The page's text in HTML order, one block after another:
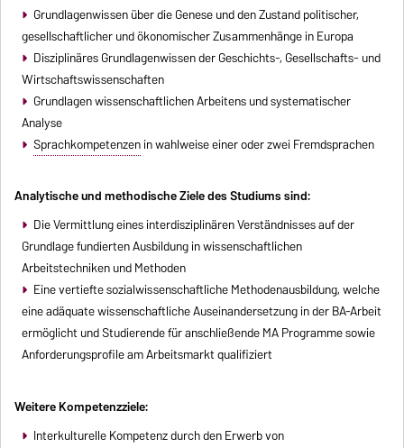
Grundlagenwissen über die Genese und den Zustand politischer,
gesellschaftlicher und ökonomischer Zusammenhänge in Europa
Disziplinäres Grundlagenwissen der Geschichts-, Gesellschafts- und
Wirtschaftswissenschaften
Grundlagen wissenschaftlichen Arbeitens und systematischer
Analyse
Sprachkompetenzenin wahlweise einer oder zwei Fremdsprachen
Analytische und methodische Ziele des Studiums sind:
Die Vermittlung eines interdisziplinären Verständnisses auf der
Grundlage fundierten Ausbildung in wissenschaftlichen
Arbeitstechniken und Methoden
Eine vertiefte sozialwissenschaftliche Methodenausbildung, welche
eine adäquate wissenschaftliche Auseinandersetzung in der BA-Arbeit
ermöglicht und Studierende für anschließende MA Programme sowie
Anforderungsprofile am Arbeitsmarkt qualifiziert
Weitere Kompetenzziele:
Interkulturelle Kompetenz durch den Erwerb von